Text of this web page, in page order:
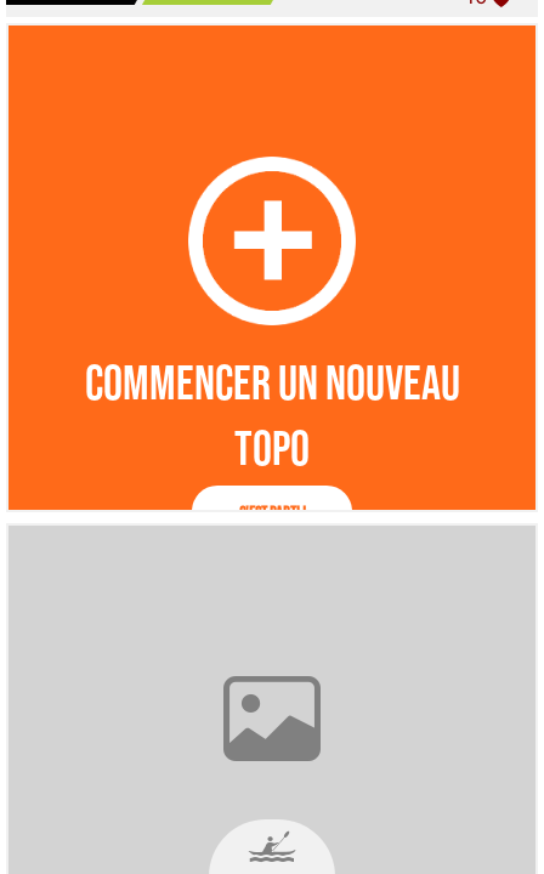
Commencer un nouveau
topo
C'est parti !
